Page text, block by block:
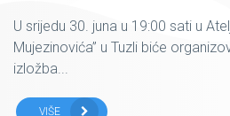
U srijedu 30. juna u 19:00 sati u
Mujezinovića” u Tuzli biće
izložba...
VIŠE